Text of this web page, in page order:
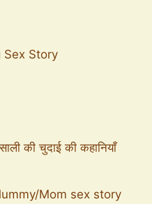
Story
की चुदाई की कहानियाँ
Mom sex story